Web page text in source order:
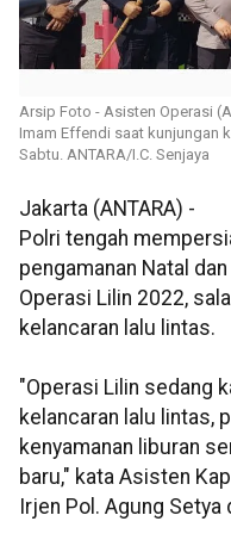
Arsip Foto - Asisten Operasi
Imam Effendi saat kunjungan
Sabtu. ANTARA/I.C. Senjaya
Jakarta (ANTARA) -
Polri tengah
pengamanan Natal
Operasi Lilin 2022,
kelancaran lalu lintas.
"Operasi Lilin sedang
kelancaran lalu lintas,
kenyamanan liburan
baru," kata Asisten
Irjen Pol. Agung